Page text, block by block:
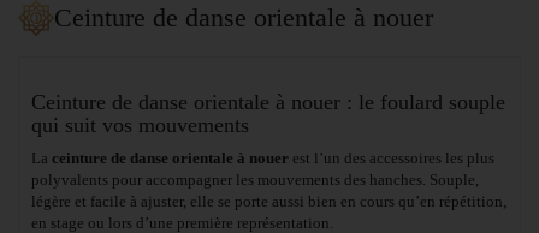
Ceinture de danse orientale à nouer
Ceinture de danse orientale à nouer : le foulard souple
qui suit vos mouvements
La ceinture de danse orientale à nouer est l’un des accessoires les plus
polyvalents pour accompagner les mouvements des hanches. Souple,
légère et facile à ajuster, elle se porte aussi bien en cours qu’en répétition,
en stage ou lors d’une première représentation.